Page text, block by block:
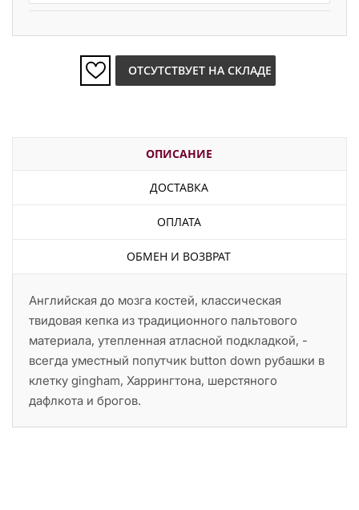
ОТСУТСТВУЕТ НА СКЛАДЕ
ОПИСАНИЕ
ДОСТАВКА
ОПЛАТА
ОБМЕН И ВОЗВРАТ
Английская до мозга костей, классическая
твидовая кепка из традиционного пальтового
материала, утепленная атласной подкладкой, -
всегда уместный попутчик button down рубашки в
клетку gingham, Харрингтона, шерстяного
дафлкота и брогов.